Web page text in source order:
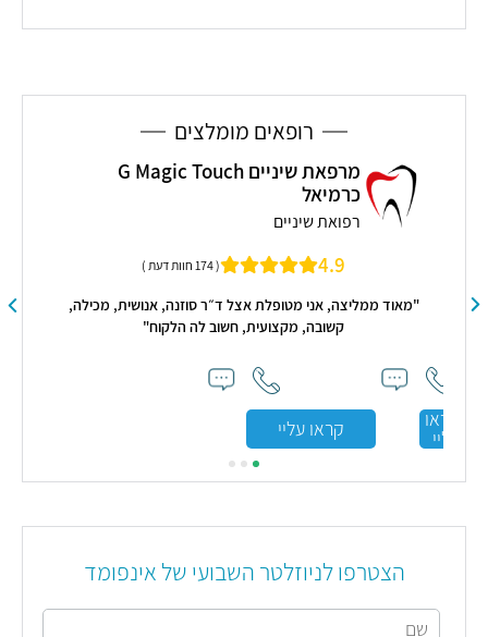
רופאים מומלצים
קראו
עליי
מרפאת שיניים G Magic Touch
כרמיאל
רפואת שיניים
4.9 ( 174 חוות דעת )
"מאוד ממליצה, אני מטופלת אצל ד״ר סוזנה, אנושית, מכילה,
קשובה, מקצועית, חשוב לה הלקוח"
קראו עליי
הצטרפו לניוזלטר השבועי של אינפומד